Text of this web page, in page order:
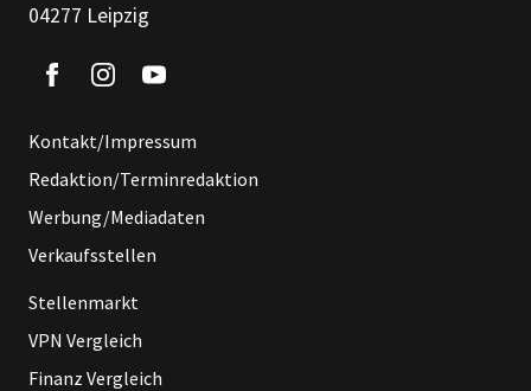
04277 Leipzig
Kontakt/Impressum
Redaktion/Terminredaktion
Werbung/Mediadaten
Verkaufsstellen
Stellenmarkt
VPN Vergleich
Finanz Vergleich